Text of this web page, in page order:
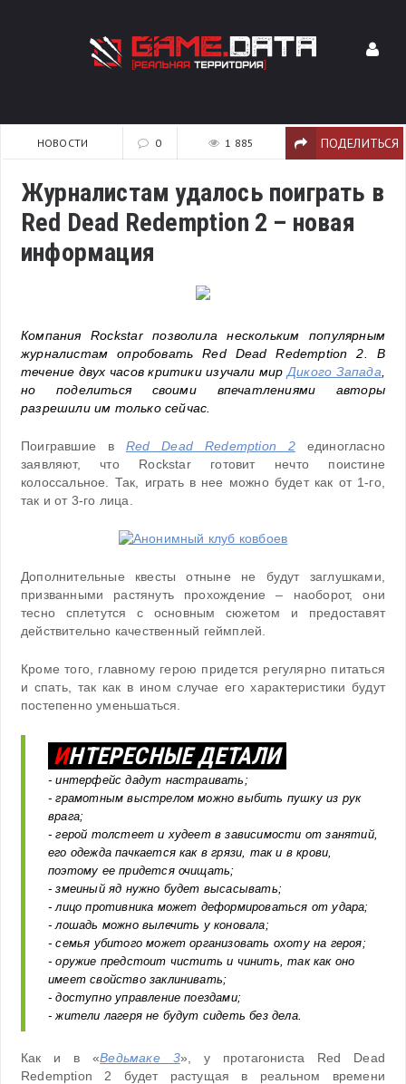
НОВОСТИ 0 1 885 ПОДЕЛИТЬСЯ
Журналистам удалось поиграть в
Red Dead Redemption 2 – новая
информация
Компания Rockstar позволила нескольким популярным
журналистам опробовать Red Dead Redemption 2. В
течение двух часов критики изучали мирДикого Запада,
но поделиться своими впечатлениями авторы
разрешили им только сейчас.
Поигравшие в Red Dead Redemption 2единогласно
заявляют, что Rockstar готовит нечто поистине
колоссальное. Так, играть в нее можно будет как от 1-го,
так и от 3-го лица.
Дополнительные квесты отныне не будут заглушками,
призванными растянуть прохождение – наоборот, они
тесно сплетутся с основным сюжетом и предоставят
действительно качественный геймплей.
Кроме того, главному герою придется регулярно питаться
и спать, так как в ином случае его характеристики будут
постепенно уменьшаться.
ИНТЕРЕСНЫЕ ДЕТАЛИ
- интерфейс дадут настраивать;
- грамотным выстрелом можно выбить пушку из рук
врага;
- герой толстеет и худеет в зависимости от занятий,
его одежда пачкается как в грязи, так и в крови,
поэтому ее придется очищать;
- змеиный яд нужно будет высасывать;
- лицо противника может деформироваться от удара;
- лошадь можно вылечить у коновала;
- семья убитого может организовать охоту на героя;
- оружие предстоит чистить и чинить, так как оно
имеет свойство заклинивать;
- доступно управление поездами;
- жители лагеря не будут сидеть без дела.
Как и в «Ведьмаке 3», у протагониста Red Dead
Redemption 2 будет растущая в реальном времени